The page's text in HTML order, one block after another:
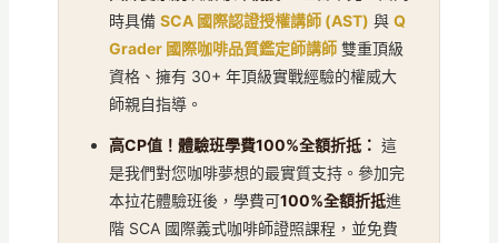
時具備 SCA 國際認證授權講師 (AST) 與 Q
Grader 國際咖啡品質鑑定師講師雙重頂級
資格、擁有 30+ 年頂級實戰經驗的權威大
師親自指導。
高CP值！體驗班學費100%全額折抵： 這
是我們對您咖啡夢想的最實質支持。參加完
本拉花體驗班後，學費可100%全額折抵進
階 SCA 國際義式咖啡師證照課程，並免費